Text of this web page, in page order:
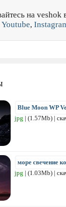
на veshok
Youtube,
Blue Moon WP
jpg | (1.57Mb) |
море свечение
jpg | (1.03Mb) |